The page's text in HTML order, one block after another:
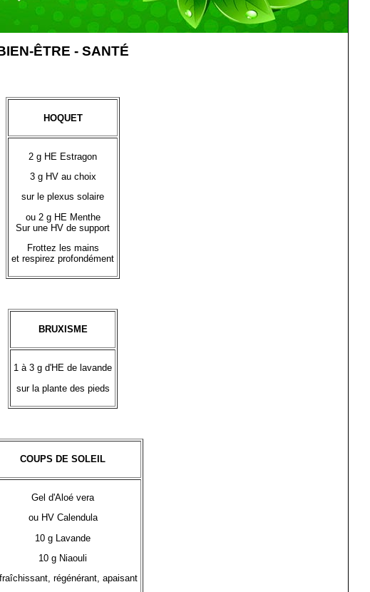
ÊTRE - SANTÉ
HOQUET
2 g HE Estragon
3 g HV au choix
sur le plexus solaire
ou 2 g HE Menthe
Sur une HV de support
Frottez les mains
et respirez profondément
BRUXISME
1 à 3 g d'HE de lavande
sur la plante des pieds
COUPS DE SOLEIL
Gel d'Aloé vera
ou HV Calendula
10 g Lavande
10 g Niaouli
régénérant, apaisant